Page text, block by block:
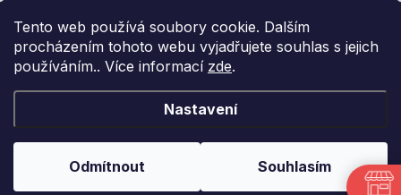
Tento web používá soubory cookie. Dalším
procházením tohoto webu vyjadřujete souhlas s jejich
používáním.. Více informací zde.
Nastavení
Odmítnout Souhlasím